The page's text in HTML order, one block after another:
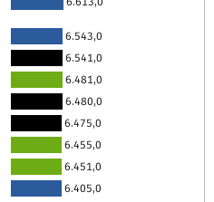
6.543,0
6.541,0
6.481,0
6.480,0
6.475,0
6.455,0
6.451,0
6.405,0